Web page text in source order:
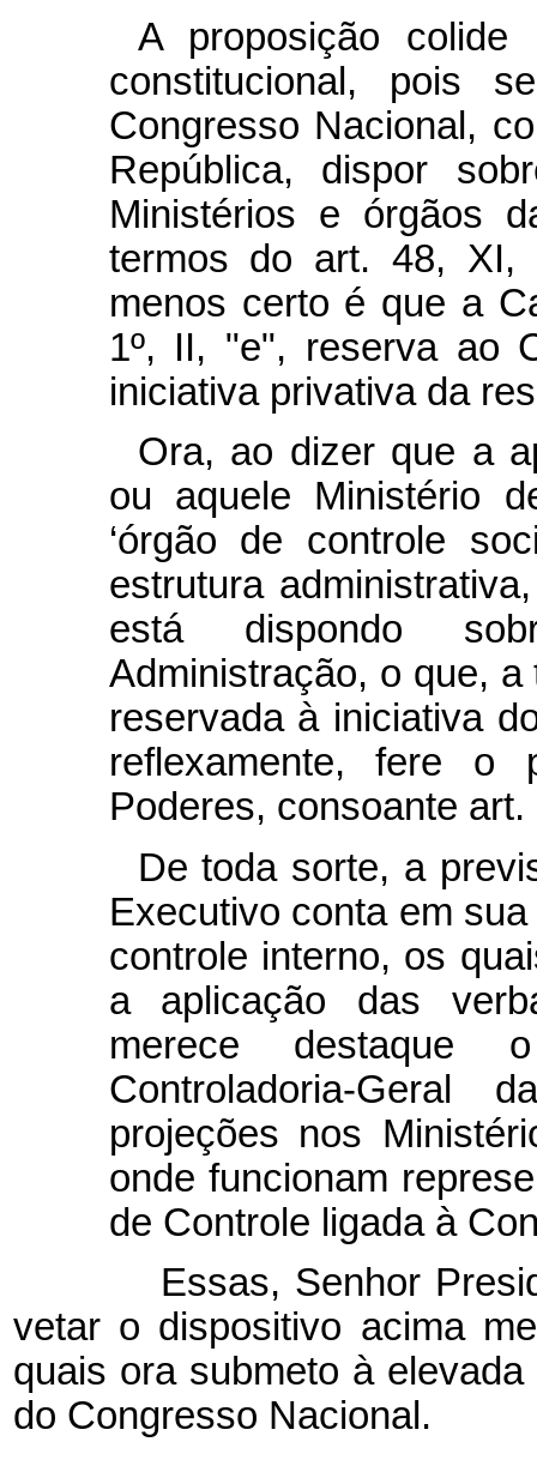
A proposição colide
constitucional, pois
Congresso Nacional,
República, dispor
Ministérios e órgãos
termos do art. 48, XI,
menos certo é que a
1º, II, "e", reserva ao
iniciativa privativa da
Ora, ao dizer que a
ou aquele Ministério
‘órgão de controle
estrutura
está dispondo
Administração, o que,
reservada à iniciativa
reflexamente, fere o
Poderes, consoante
De toda sorte, a
Executivo conta em
controle interno, os
a aplicação das
merece destaque
Controladoria-
projeções nos
onde funcionam
de Controle ligada à
Essas, Senhor
vetar o dispositivo acima
quais ora submeto à
do Congresso Nacional.